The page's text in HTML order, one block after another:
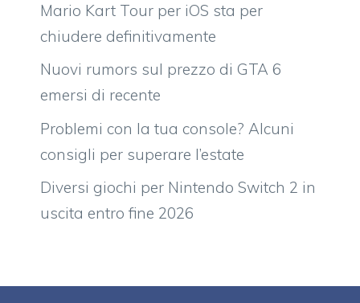
Mario Kart Tour per iOS sta per
chiudere definitivamente
Nuovi rumors sul prezzo di GTA 6
emersi di recente
Problemi con la tua console? Alcuni
consigli per superare l’estate
Diversi giochi per Nintendo Switch 2 in
uscita entro fine 2026